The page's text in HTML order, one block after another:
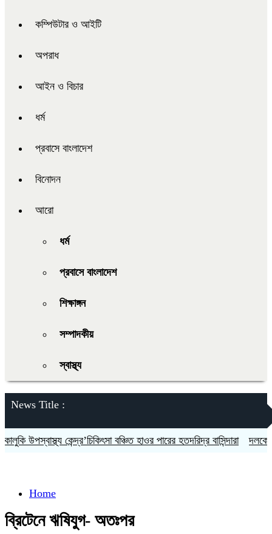
কম্পিউটার ও আইটি
অপরাধ
আইন ও বিচার
ধর্ম
প্রবাসে বাংলাদেশ
বিনোদন
আরো
ধর্ম
প্রবাসে বাংলাদেশ
শিক্ষাঙ্গন
সম্পাদকীয়
স্বাস্থ্য
News Title :
কেন্দ্র’চিকিৎসা বঞ্চিত হাওর পারের হতদরিদ্র বাসিন্দারা দলকে
Home
ব্রিটেনে ঋষিযুগ- অতঃপর